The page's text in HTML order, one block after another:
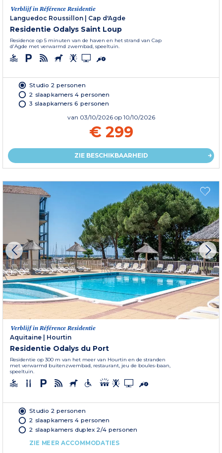
Verblijf in Référence Residentie
Languedoc Roussillon | Cap d'Agde
Residentie Odalys Saint Loup
Residence op 5 minuten van de haven en het strand van Cap
d'Agde met verwarmd zwembad, speeltuin.
Studio 2 personen
2 slaapkamers 4 personen
3 slaapkamers 6 personen
van 03/10/2026 op 10/10/2026
€ 299
ZIE BESCHIKBAARHEID
Verblijf in Référence Residentie
Aquitaine
Hourtin
Residentie Odalys du Port
Residentie op 300 m van het meer van Hourtin en de stranden
met verwarmd buitenzwembad, restaurant, jeu de boules-baan,
speeltuin.
Studio 2 personen
2 slaapkamers 4 personen
2 slaapkamers duplex 2/4 personen
ZIE MEER ACCOMMODATIES